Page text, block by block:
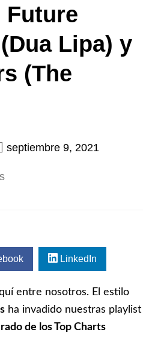
Future
Lipa) y
(The
septiembre 9, 2021
LinkedIn
entre nosotros. El estilo
ha invadido nuestras playlist
de los Top Charts